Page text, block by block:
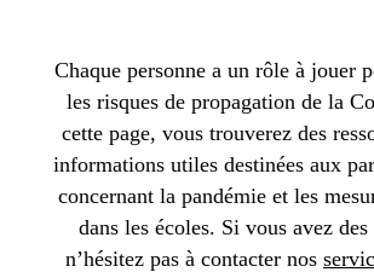
Chaque personne a un rôle à jouer
les risques de propagation de la
cette page, vous trouverez des
informations utiles destinées aux
concernant la pandémie et les
dans les écoles. Si vous avez
n’hésitez pas à contacter nos